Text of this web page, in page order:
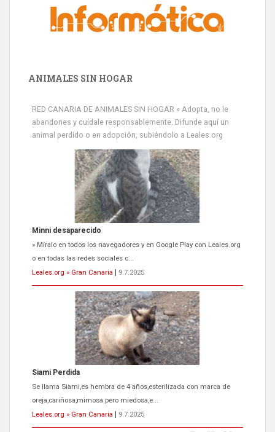
ANIMALES SIN HOGAR
RED CANARIA DE ANIMALES SIN HOGAR » Adopta, no le
abandones y cuídale responsablemente. Difunde aquí un
animal perdido o en adopción, subiéndolo a Leales.org
Minni desaparecido
» Míralo en todos los navegadores y en Google Play con Leales.org
o en todas las redes sociales c...
Leales.org » Gran Canaria
9.7.2025
Siami Perdida
Se llama Siami,es hembra de 4 años,esterilizada con marca de
oreja,cariñosa,mimosa pero miedosa,e...
Leales.org » Gran Canaria
9.7.2025